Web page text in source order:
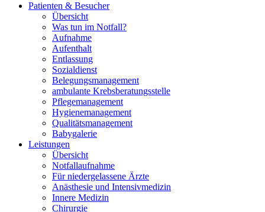
Patienten & Besucher
Übersicht
Was tun im Notfall?
Aufnahme
Aufenthalt
Entlassung
Sozialdienst
Belegungsmanagement
ambulante Krebsberatungsstelle
Pflegemanagement
Hygienemanagement
Qualitätsmanagement
Babygalerie
Leistungen
Übersicht
Notfallaufnahme
Für niedergelassene Ärzte
Anästhesie und Intensivmedizin
Innere Medizin
Chirurgie